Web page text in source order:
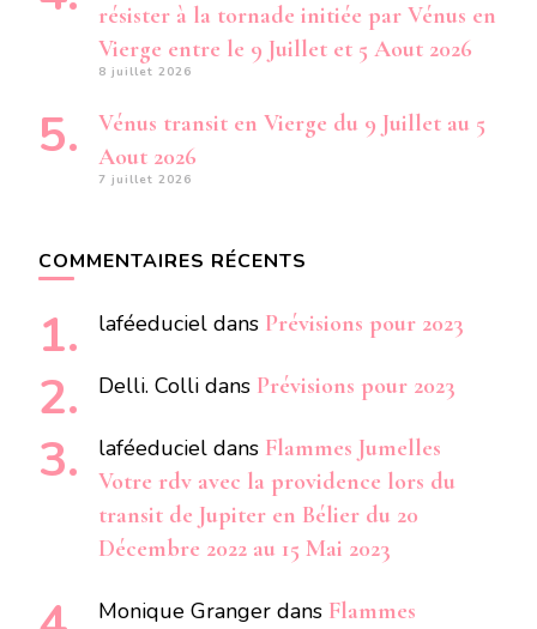
résister à la tornade initiée par Vénus en
Vierge entre le 9 Juillet et 5 Aout 2026
8 juillet 2026
Vénus transit en Vierge du 9 Juillet au 5
Aout 2026
7 juillet 2026
COMMENTAIRES RÉCENTS
laféeduciel dans Prévisions pour 2023
Delli. Colli dans Prévisions pour 2023
laféeduciel dans Flammes Jumelles
Votre rdv avec la providence lors du
transit de Jupiter en Bélier du 20
Décembre 2022 au 15 Mai 2023
Monique Granger dans Flammes